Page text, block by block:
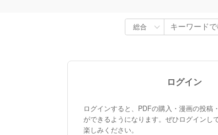
ログイン
ログインすると、PDFの購入・漫画の投稿
ができるようになります。ぜひログインし
楽しみください。